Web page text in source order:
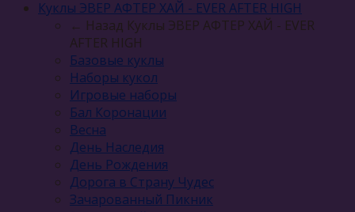
Куклы ЭВЕР АФТЕР ХАЙ - EVER AFTER HIGH
← Назад Куклы ЭВЕР АФТЕР ХАЙ - EVER
AFTER HIGH
Базовые куклы
Наборы кукол
Игровые наборы
Бал Коронации
Весна
День Наследия
День Рождения
Дорога в Страну Чудес
Зачарованный Пикник